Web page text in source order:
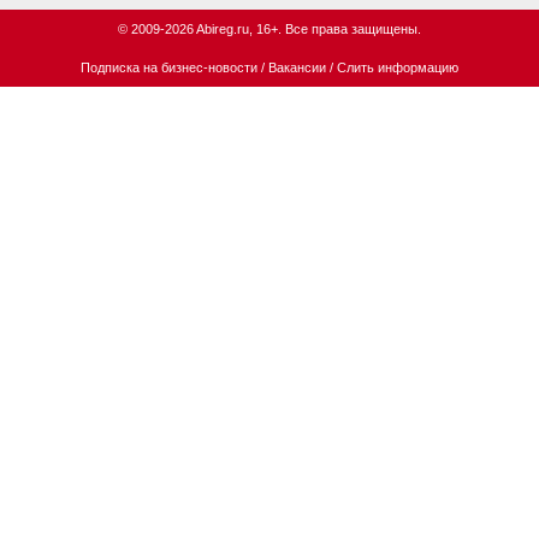
© 2009-2026 Abireg.ru, 16+. Все права защищены.
Подписка на бизнес-новости / Вакансии / Слить информацию